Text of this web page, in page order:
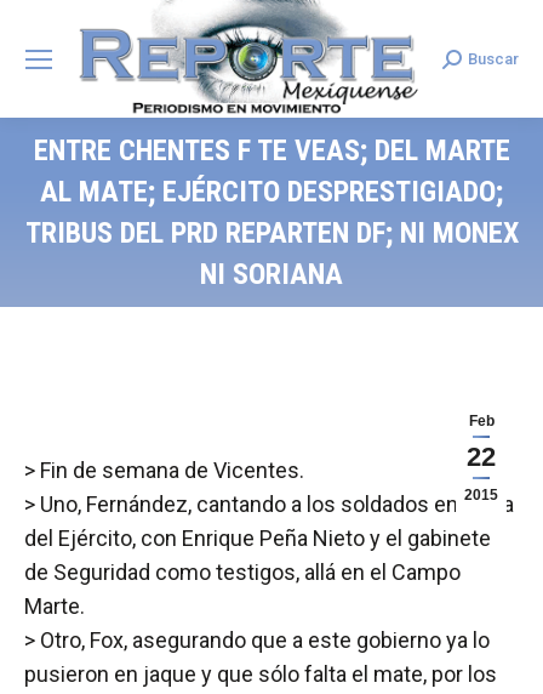
Search:
Buscar
ENTRE CHENTES F TE VEAS; DEL MARTE
AL MATE; EJÉRCITO DESPRESTIGIADO;
TRIBUS DEL PRD REPARTEN DF; NI MONEX
NI SORIANA
Feb
22
2015
> Fin de semana de Vicentes.
> Uno, Fernández, cantando a los soldados en el Día
del Ejército, con Enrique Peña Nieto y el gabinete
de Seguridad como testigos, allá en el Campo
Marte.
> Otro, Fox, asegurando que a este gobierno ya lo
pusieron en jaque y que sólo falta el mate, por los